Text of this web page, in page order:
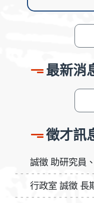
最新消
徵才訊
誠徵 助研究員
行政室 誠徵 長